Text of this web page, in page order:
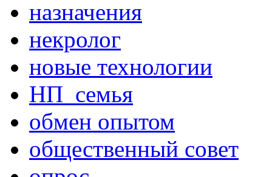
назначения
некролог
новые технологии
НП_семья
обмен опытом
общественный совет